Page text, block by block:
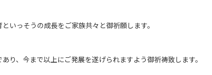
いっそうの成長をご家族共々と御祈願します。
り、今まで以上にご発展を遂げられますよう御祈祷致します。